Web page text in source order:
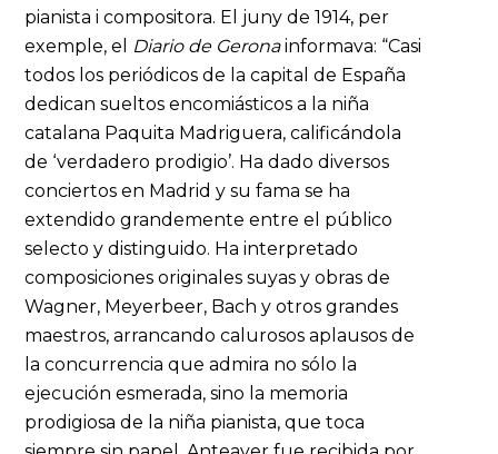
pianista i compositora. El juny de 1914, per
exemple, el Diario de Geronainformava: “Casi
todos los periódicos de la capital de España
dedican sueltos encomiásticos a la niña
catalana Paquita Madriguera, calificándola
de ‘verdadero prodigio’. Ha dado diversos
conciertos en Madrid y su fama se ha
extendido grandemente entre el público
selecto y distinguido. Ha interpretado
composiciones originales suyas y obras de
Wagner, Meyerbeer, Bach y otros grandes
maestros, arrancando calurosos aplausos de
la concurrencia que admira no sólo la
ejecución esmerada, sino la memoria
prodigiosa de la niña pianista, que toca